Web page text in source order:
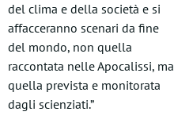
del clima e della società e si
affacceranno scenari da fine
del mondo, non quella
raccontata nelle Apocalissi, ma
quella prevista e monitorata
dagli scienziati.”